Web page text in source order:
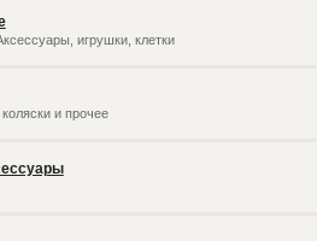
игрушки, клетки
и прочее